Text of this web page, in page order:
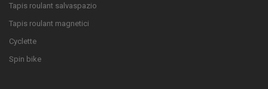
Tapis roulant salvaspazio
Tapis roulant magnetici
Cyclette
Spin bike